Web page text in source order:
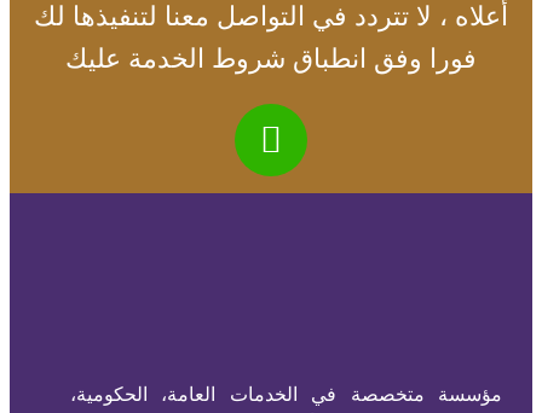
أعلاه ، لا تتردد في التواصل معنا لتنفيذها لك
فورا وفق انطباق شروط الخدمة عليك
مؤسسة متخصصة في الخدمات العامة، الحكومية،